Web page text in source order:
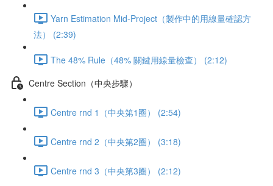
Yarn Estimation Mid-Project（製作中的用線量確認方
法） (2:39)
The 48% Rule（48% 關鍵用線量檢查） (2:12)
Centre Section（中央步驟）
Centre rnd 1（中央第1圈） (2:54)
Centre rnd 2（中央第2圈） (3:18)
Centre rnd 3（中央第3圈） (2:12)